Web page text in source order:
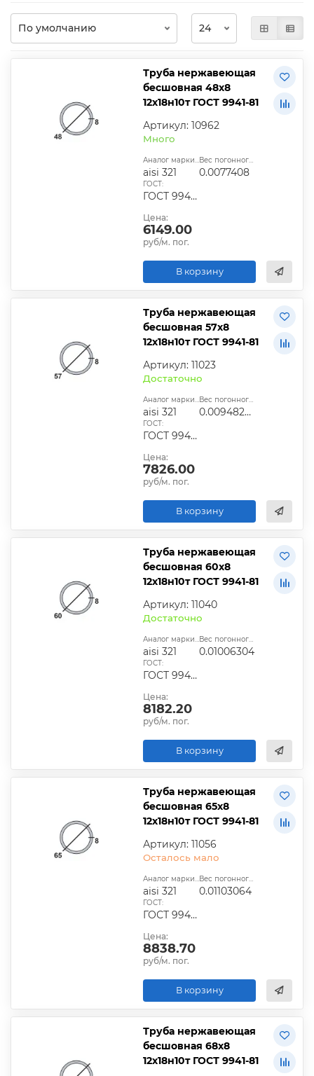
Труба нержавеющая
бесшовная 48х8
12х18н10т ГОСТ 9941-81
Артикул: 10962
Много
Аналог марки стали:
aisi 321
Вес погонного метра, т.:
0.0077408
ГОСТ:
ГОСТ 9940-81, ГОСТ 9941-81, ГОСТ 24030-80, ГОСТ 10498-82
Цена:
6149.00
руб/м. пог.
В корзину
Труба нержавеющая
бесшовная 57х8
12х18н10т ГОСТ 9941-81
Артикул: 11023
Достаточно
Аналог марки стали:
aisi 321
Вес погонного метра, т.:
0.00948248
ГОСТ:
ГОСТ 9940-81, ГОСТ 9941-81, ГОСТ 24030-80, ГОСТ 10498-82
Цена:
7826.00
руб/м. пог.
В корзину
Труба нержавеющая
бесшовная 60х8
12х18н10т ГОСТ 9941-81
Артикул: 11040
Достаточно
Аналог марки стали:
aisi 321
Вес погонного метра, т.:
0.01006304
ГОСТ:
ГОСТ 9940-81, ГОСТ 9941-81, ГОСТ 24030-80, ГОСТ 10498-82
Цена:
8182.20
руб/м. пог.
В корзину
Труба нержавеющая
бесшовная 65х8
12х18н10т ГОСТ 9941-81
Артикул: 11056
Осталось мало
Аналог марки стали:
aisi 321
Вес погонного метра, т.:
0.01103064
ГОСТ:
ГОСТ 9940-81, ГОСТ 9941-81, ГОСТ 24030-80, ГОСТ 10498-82
Цена:
8838.70
руб/м. пог.
В корзину
Труба нержавеющая
бесшовная 68х8
12х18н10т ГОСТ 9941-81